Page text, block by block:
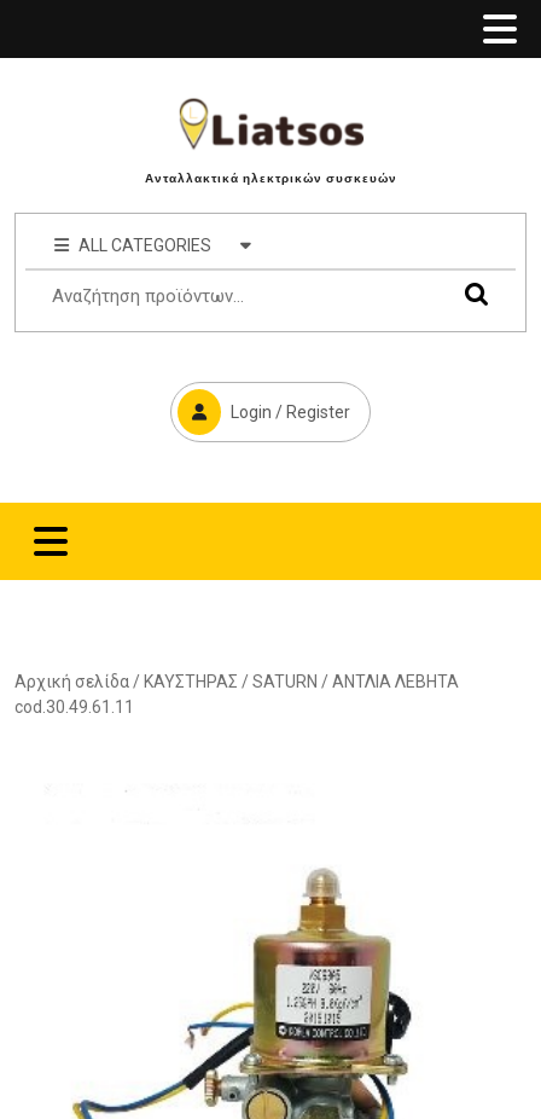
Ανταλλακτικά ηλεκτρικών συσκευών
ALL CATEGORIES
Login / Register
Αρχική σελίδα / ΚΑΥΣΤΗΡΑΣ /SATURN / ΑΝΤΛΙΑ ΛΕΒΗΤΑ
cod.30.49.61.11